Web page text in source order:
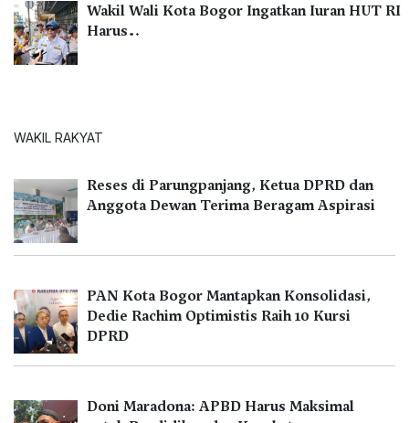
Wakil Wali Kota Bogor Ingatkan Iuran HUT RI
Harus…
WAKIL RAKYAT
Reses di Parungpanjang, Ketua DPRD dan
Anggota Dewan Terima Beragam Aspirasi
PAN Kota Bogor Mantapkan Konsolidasi,
Dedie Rachim Optimistis Raih 10 Kursi
DPRD
Doni Maradona: APBD Harus Maksimal